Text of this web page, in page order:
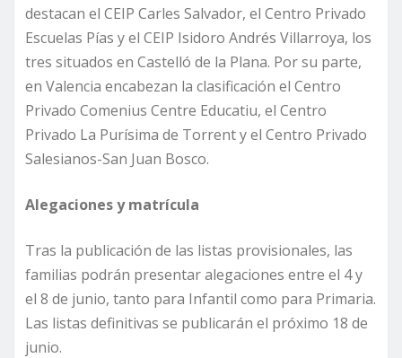
destacan el CEIP Carles Salvador, el Centro Privado
Escuelas Pías y el CEIP Isidoro Andrés Villarroya, los
tres situados en Castelló de la Plana. Por su parte,
en Valencia encabezan la clasificación el Centro
Privado Comenius Centre Educatiu, el Centro
Privado La Purísima de Torrent y el Centro Privado
Salesianos-San Juan Bosco.
Alegaciones y matrícula
Tras la publicación de las listas provisionales, las
familias podrán presentar alegaciones entre el 4 y
el 8 de junio, tanto para Infantil como para Primaria.
Las listas definitivas se publicarán el próximo 18 de
junio.